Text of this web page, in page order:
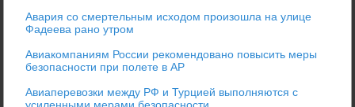
Авария со смертельным исходом произошла на улице
Фадеева рано утром
Авиакомпаниям России рекомендовано повысить меры
безопасности при полете в АР
Авиаперевозки между РФ и Турцией выполняются с